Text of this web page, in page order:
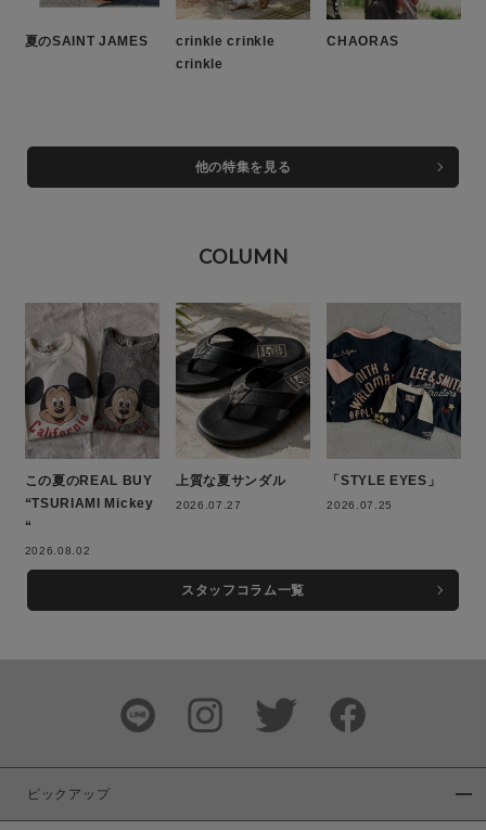
この条件で絞り込む
夏のSAINT JAMES
crinkle crinkle
crinkle
CHAORAS
他の特集を見る
COLUMN
この夏のREAL BUY
“TSURIAMI Mickey
“
2026.08.02
上質な夏サンダル
2026.07.27
「STYLE EYES」
2026.07.25
スタッフコラム一覧
ピックアップ